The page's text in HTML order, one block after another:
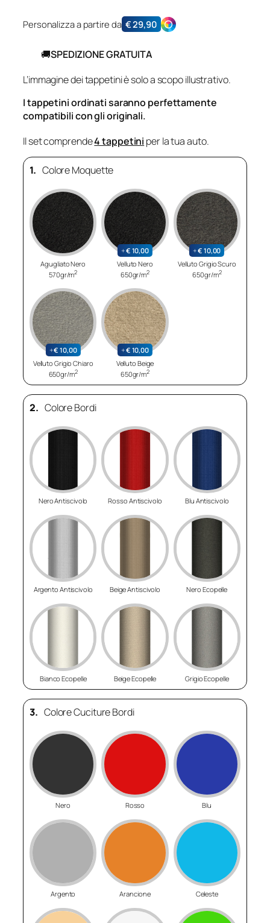
Personalizza a partire da €29,90
🚚SPEDIZIONE GRATUITA
L’immagine dei tappetini è solo a scopo illustrativo.
I tappetini ordinati saranno perfettamente
compatibili con gli originali.
Il set comprende4 tappetini per la tua auto.
1. Colore Moquette
Agugliato Nero
570gr/m2
+€ 10,00
Velluto Nero
650gr/m2
+€ 10,00
Velluto Grigio Scuro
650gr/m2
+€ 10,00
Velluto Grigio Chiaro
650gr/m2
+€ 10,00
Velluto Beige
650gr/m2
2. Colore Bordi
Nero Antiscivolo Rosso Antiscivolo Blu Antiscivolo
Argento Antiscivolo Beige Antiscivolo Nero Ecopelle
Bianco Ecopelle Beige Ecopelle Grigio Ecopelle
3. Colore Cuciture Bordi
Nero Rosso Blu
Argento Arancione Celeste